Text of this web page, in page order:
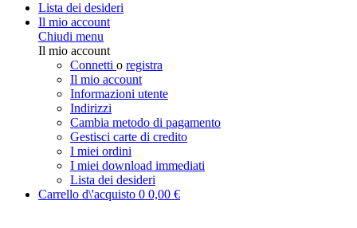
Lista dei desideri
Il mio account
Chiudi menu
Il mio account
Connetti o registra
Il mio account
Informazioni utente
Indirizzi
Cambia metodo di pagamento
Gestisci carte di credito
I miei ordini
I miei download immediati
Lista dei desideri
Carrello d\'acquisto 0 0,00 €